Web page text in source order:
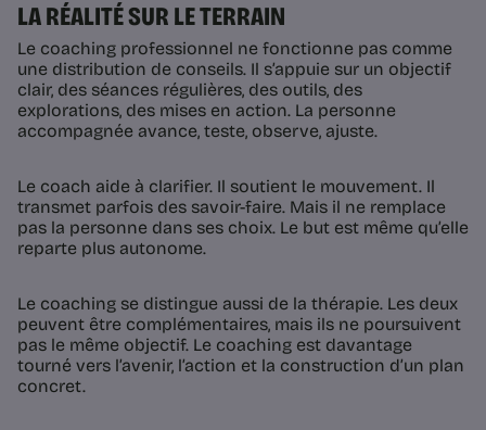
LA RÉALITÉ SUR LE TERRAIN
Le coaching professionnel ne fonctionne pas comme
une distribution de conseils. Il s’appuie sur un objectif
clair, des séances régulières, des outils, des
explorations, des mises en action. La personne
accompagnée avance, teste, observe, ajuste.
Le coach aide à clarifier. Il soutient le mouvement. Il
transmet parfois des savoir-faire. Mais il ne remplace
pas la personne dans ses choix. Le but est même qu’elle
reparte plus autonome.
Le coaching se distingue aussi de la thérapie. Les deux
peuvent être complémentaires, mais ils ne poursuivent
pas le même objectif. Le coaching est davantage
tourné vers l’avenir, l’action et la construction d’un plan
concret.